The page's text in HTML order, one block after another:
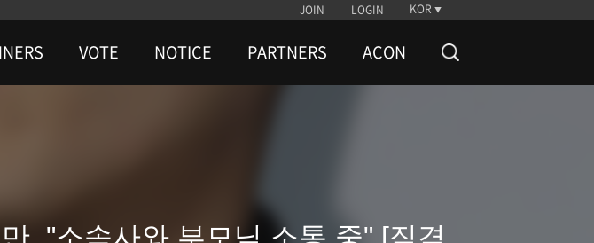
JOIN LOGIN KOR
VOTE NOTICE PARTNERS ACON